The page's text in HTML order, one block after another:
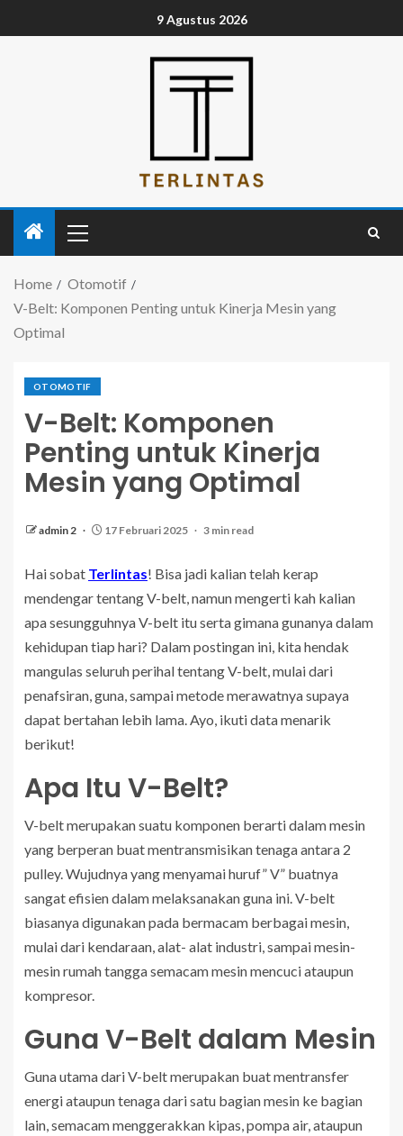
9 Agustus 2026
Home
Otomotif
V-Belt: Komponen Penting untuk Kinerja Mesin yang
Optimal
OTOMOTIF
V-Belt: Komponen
Penting untuk Kinerja
Mesin yang Optimal
admin 2 17 Februari 2025 3 min read
Hai sobat Terlintas! Bisa jadi kalian telah kerap
mendengar tentang V-belt, namun mengerti kah kalian
apa sesungguhnya V-belt itu serta gimana gunanya dalam
kehidupan tiap hari? Dalam postingan ini, kita hendak
mangulas seluruh perihal tentang V-belt, mulai dari
penafsiran, guna, sampai metode merawatnya supaya
dapat bertahan lebih lama. Ayo, ikuti data menarik
berikut!
Apa Itu V-Belt?
V-belt merupakan suatu komponen berarti dalam mesin
yang berperan buat mentransmisikan tenaga antara 2
pulley. Wujudnya yang menyamai huruf” V” buatnya
sangat efisien dalam melaksanakan guna ini. V-belt
biasanya digunakan pada bermacam berbagai mesin,
mulai dari kendaraan, alat- alat industri, sampai mesin-
mesin rumah tangga semacam mesin mencuci ataupun
kompresor.
Guna V-Belt dalam Mesin
Guna utama dari V-belt merupakan buat mentransfer
energi ataupun tenaga dari satu bagian mesin ke bagian
lain, semacam menggerakkan kipas, pompa air, ataupun